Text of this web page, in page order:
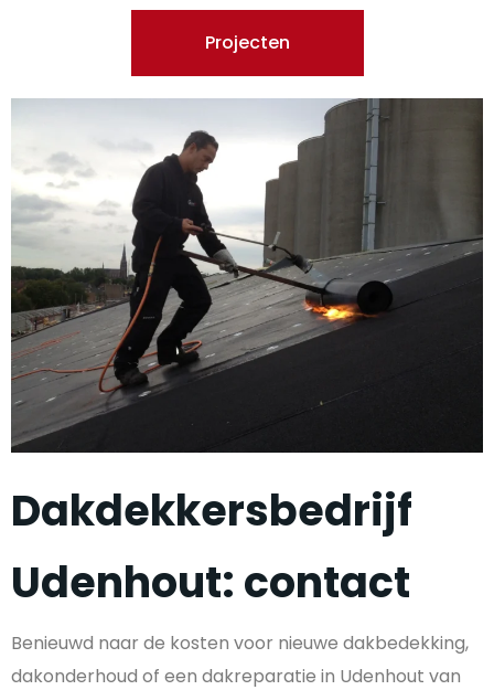
Projecten
Dakdekkersbedrijf
Udenhout: contact
Benieuwd naar de kosten voor nieuwe dakbedekking,
dakonderhoud of een dakreparatie in Udenhout van